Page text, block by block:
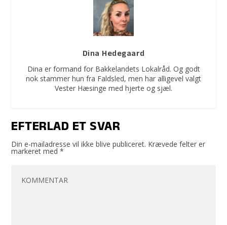
Dina Hedegaard
Dina er formand for Bakkelandets Lokalråd. Og godt
nok stammer hun fra Faldsled, men har alligevel valgt
Vester Hæsinge med hjerte og sjæl.
EFTERLAD ET SVAR
Din e-mailadresse vil ikke blive publiceret. Krævede felter er
markeret med*